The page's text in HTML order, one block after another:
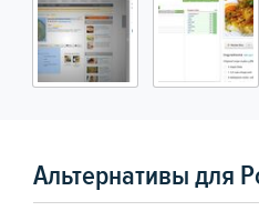
Альтернативы для